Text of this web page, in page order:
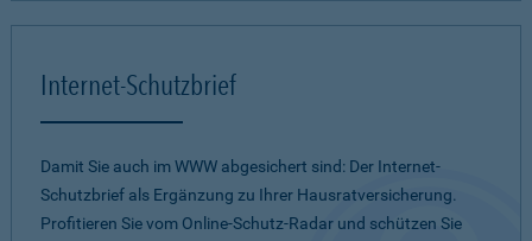
Internet-Schutzbrief
Damit Sie auch im WWW abgesichert sind: Der Internet-
Schutzbrief als Ergänzung zu Ihrer Hausratversicherung.
Profitieren Sie vom Online-Schutz-Radar und schützen Sie